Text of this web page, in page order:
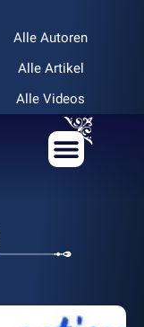
Alle Autoren
Alle Artikel
Alle Videos